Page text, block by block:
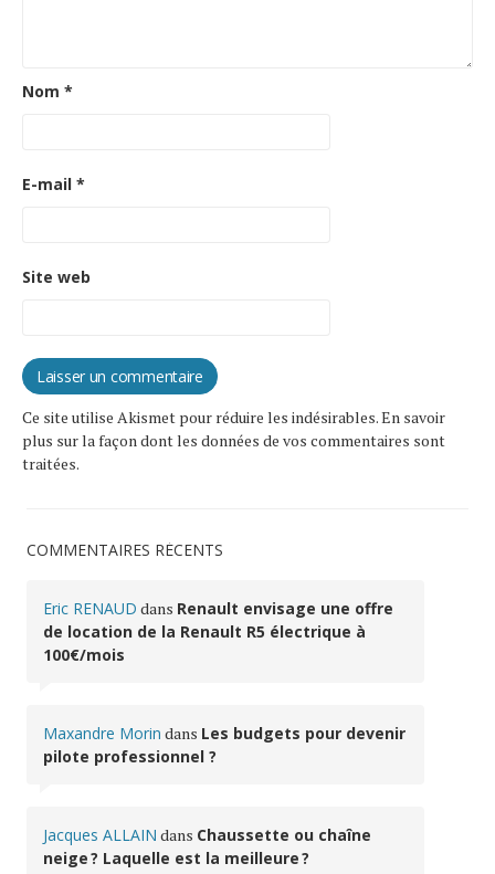
Nom *
E-mail *
Site web
Ce site utilise Akismet pour réduire les indésirables.En savoir
plus sur la façon dont les données de vos commentaires sont
traitées.
COMMENTAIRES RÉCENTS
Eric RENAUD dans Renault envisage une offre
de location de la Renault R5 électrique à
100€/mois
Maxandre Morin dans Les budgets pour devenir
pilote professionnel ?
Jacques ALLAIN dans Chaussette ou chaîne
neige ? Laquelle est la meilleure ?